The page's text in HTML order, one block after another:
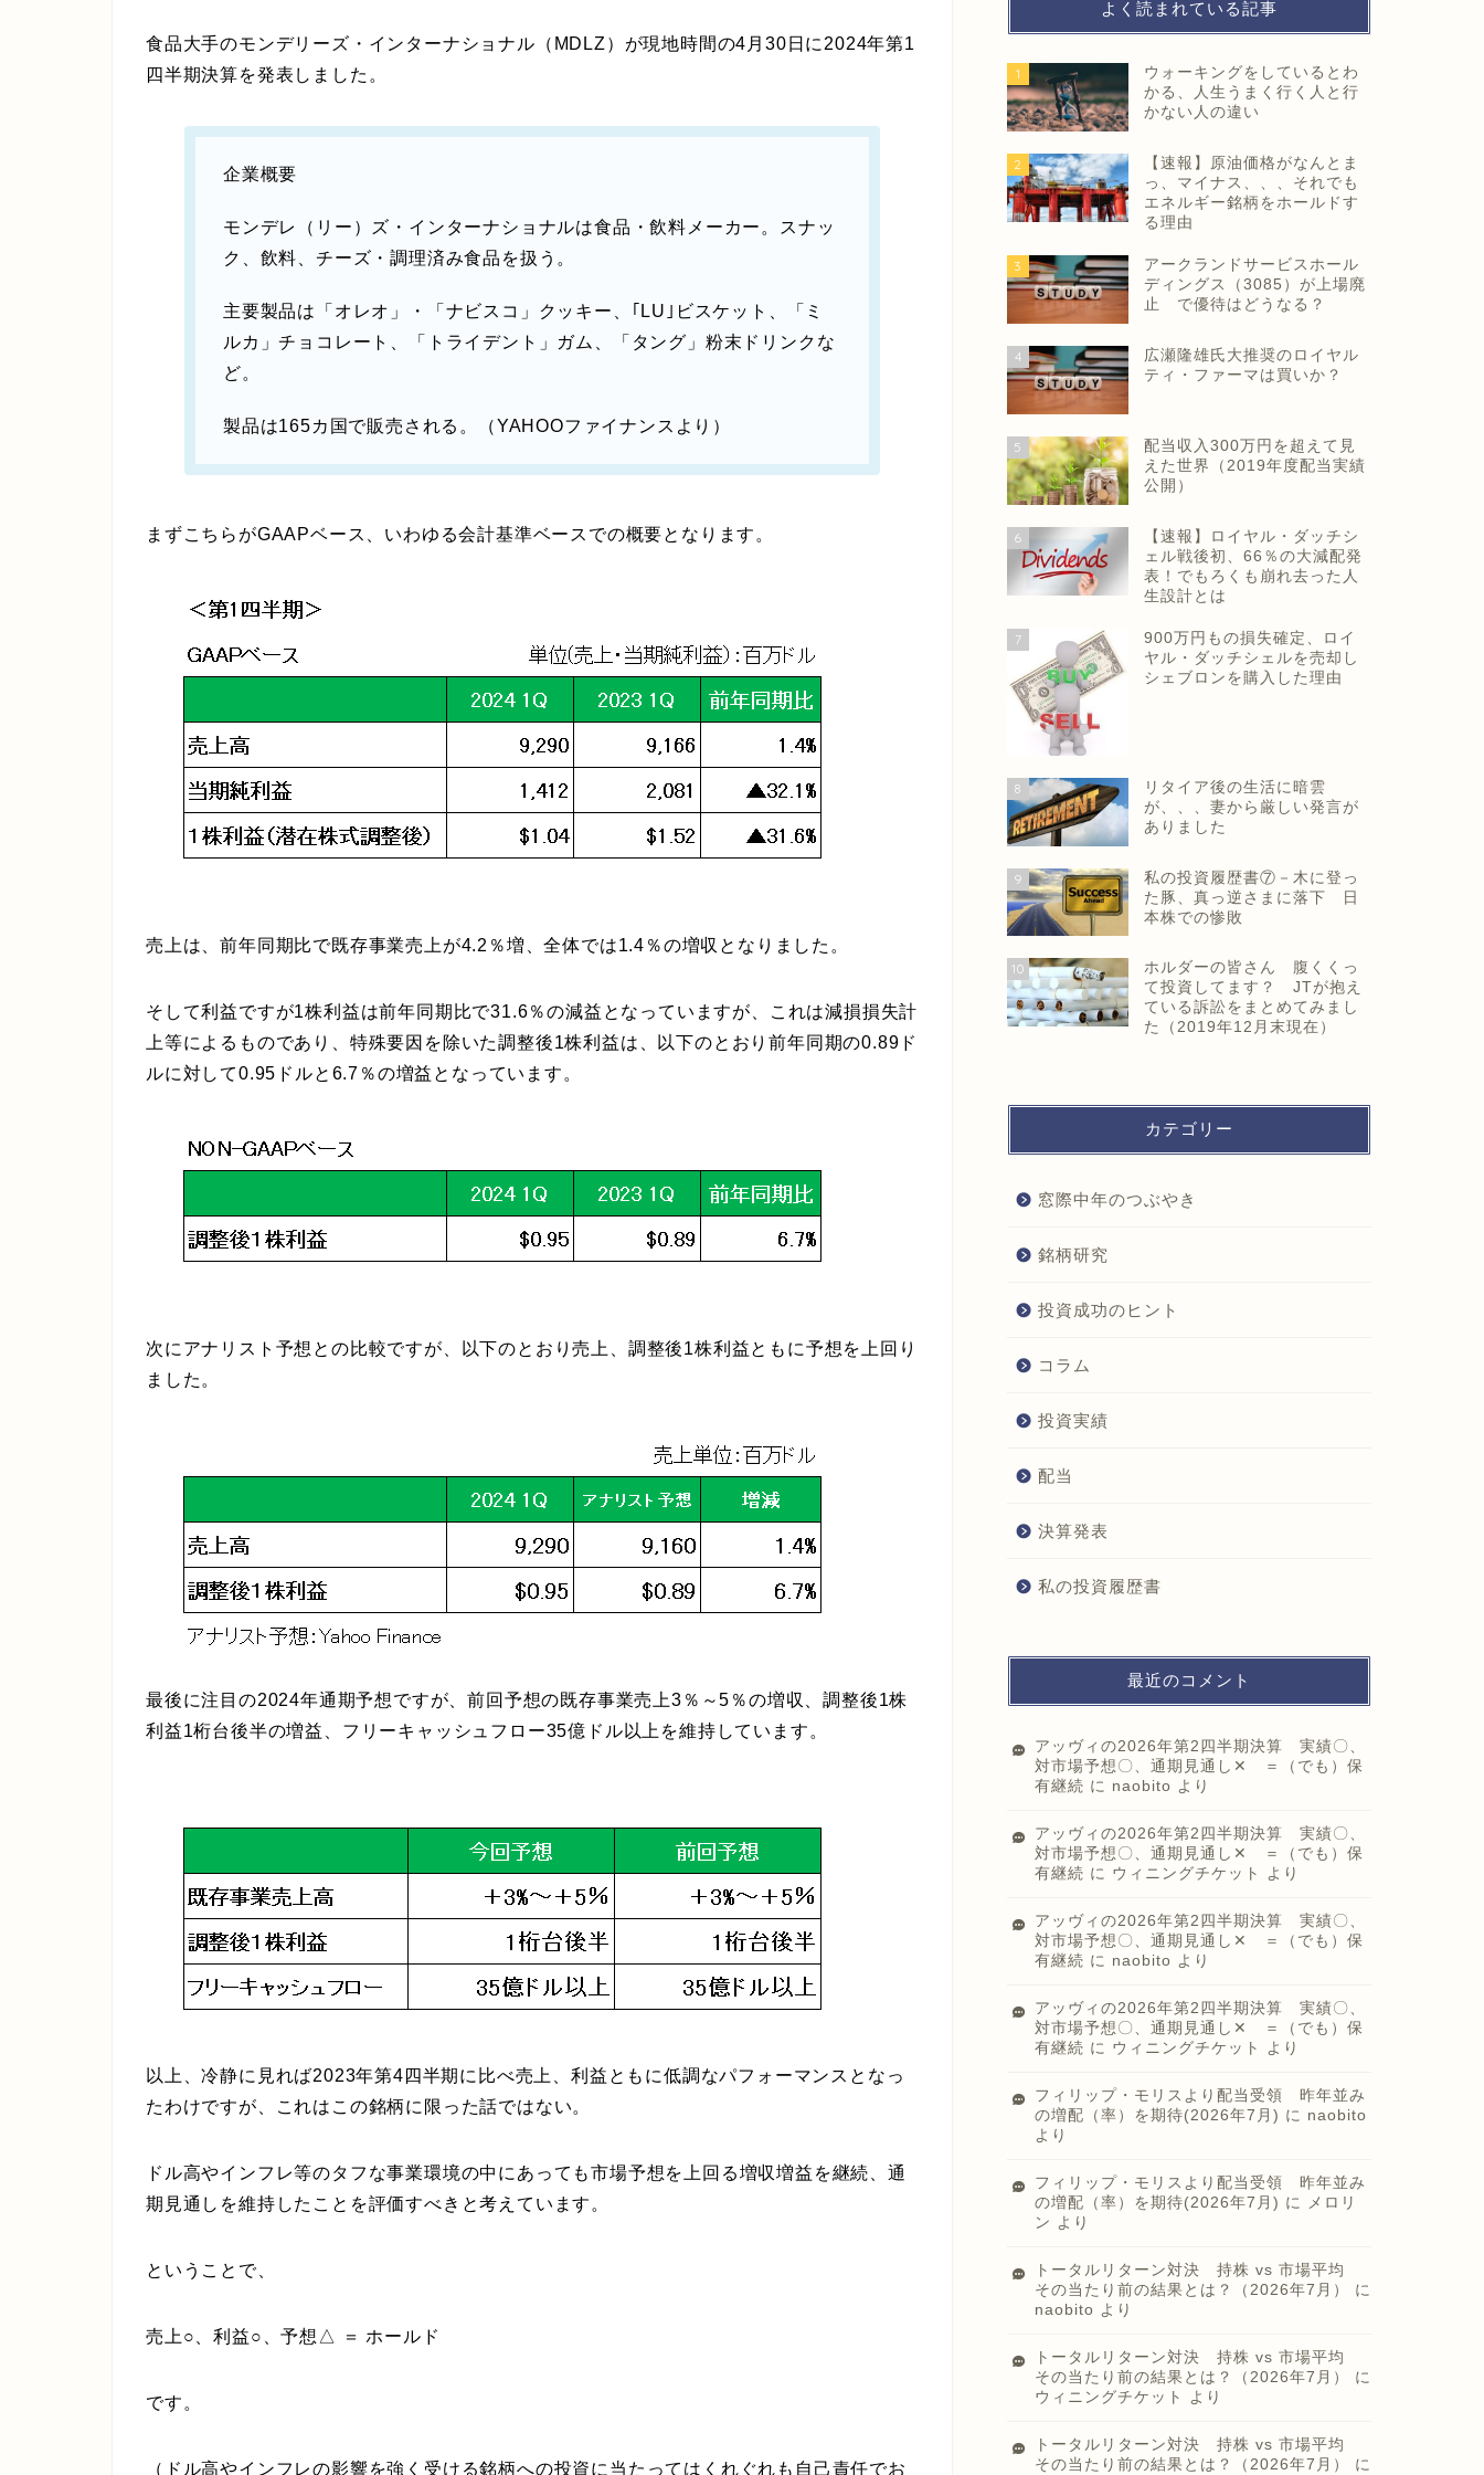
食品大手のモンデリーズ・インターナショナル（MDLZ）が現地時間の4月30日に2024年第1
四半期決算を発表しました。
企業概要
モンデレ（リー）ズ・インターナショナルは食品・飲料メーカー。スナッ
ク、飲料、チーズ・調理済み食品を扱う。
主要製品は「オレオ」・「ナビスコ」クッキー、｢LU｣ビスケット、「ミ
ルカ」チョコレート、「トライデント」ガム、「タング」粉末ドリンクな
ど。
製品は165カ国で販売される。（YAHOOファイナンスより）
まずこちらがGAAPベース、いわゆる会計基準ベースでの概要となります。
売上は、前年同期比で既存事業売上が4.2％増、全体では1.4％の増収となりました。
そして利益ですが1株利益は前年同期比で31.6％の減益となっていますが、これは減損損失計
上等によるものであり、特殊要因を除いた調整後1株利益は、以下のとおり前年同期の0.89ド
ルに対して0.95ドルと6.7％の増益となっています。
次にアナリスト予想との比較ですが、以下のとおり売上、調整後1株利益ともに予想を上回り
ました。
最後に注目の2024年通期予想ですが、前回予想の既存事業売上3％～5％の増収、調整後1株
利益1桁台後半の増益、フリーキャッシュフロー35億ドル以上を維持しています。
以上、冷静に見れば2023年第4四半期に比べ売上、利益ともに低調なパフォーマンスとなっ
たわけですが、これはこの銘柄に限った話ではない。
ドル高やインフレ等のタフな事業環境の中にあっても市場予想を上回る増収増益を継続、通
期見通しを維持したことを評価すべきと考えています。
ということで、
売上○、利益○、予想△ ＝ ホールド
です。
（ドル高やインフレの影響を強く受ける銘柄への投資に当たってはくれぐれも自己責任でお
よく読まれている記事
1
ウォーキングをしているとわ
かる、人生うまく行く人と行
かない人の違い
2
【速報】原油価格がなんとま
っ、マイナス、、、それでも
エネルギー銘柄をホールドす
る理由
3
アークランドサービスホール
ディングス（3085）が上場廃
止 で優待はどうなる？
4
広瀬隆雄氏大推奨のロイヤル
ティ・ファーマは買いか？
5
配当収入300万円を超えて見
えた世界（2019年度配当実績
公開）
6
【速報】ロイヤル・ダッチシ
ェル戦後初、66％の大減配発
表！でもろくも崩れ去った人
生設計とは
7
900万円もの損失確定、ロイ
ヤル・ダッチシェルを売却し
シェブロンを購入した理由
8
リタイア後の生活に暗雲
が、、、妻から厳しい発言が
ありました
9
私の投資履歴書⑦－木に登っ
た豚、真っ逆さまに落下 日
本株での惨敗
10
ホルダーの皆さん 腹くくっ
て投資してます？ JTが抱え
ている訴訟をまとめてみまし
た（2019年12月末現在）
カテゴリー
窓際中年のつぶやき
銘柄研究
投資成功のヒント
コラム
投資実績
配当
決算発表
私の投資履歴書
最近のコメント
アッヴィの2026年第2四半期決算 実績〇、
対市場予想〇、通期見通し✕ ＝（でも）保
有継続 に naobito より
アッヴィの2026年第2四半期決算 実績〇、
対市場予想〇、通期見通し✕ ＝（でも）保
有継続 に ウィニングチケット より
アッヴィの2026年第2四半期決算 実績〇、
対市場予想〇、通期見通し✕ ＝（でも）保
有継続 に naobito より
アッヴィの2026年第2四半期決算 実績〇、
対市場予想〇、通期見通し✕ ＝（でも）保
有継続 に ウィニングチケット より
フィリップ・モリスより配当受領 昨年並み
の増配（率）を期待(2026年7月) に naobito
より
フィリップ・モリスより配当受領 昨年並み
の増配（率）を期待(2026年7月) に メロリ
ン より
トータルリターン対決 持株 vs 市場平均
その当たり前の結果とは？（2026年7月）
に
naobito より
トータルリターン対決 持株 vs 市場平均
その当たり前の結果とは？（2026年7月）
に
ウィニングチケット
より
トータルリターン対決 持株 vs 市場平均
その当たり前の結果とは？（2026年7月）
に